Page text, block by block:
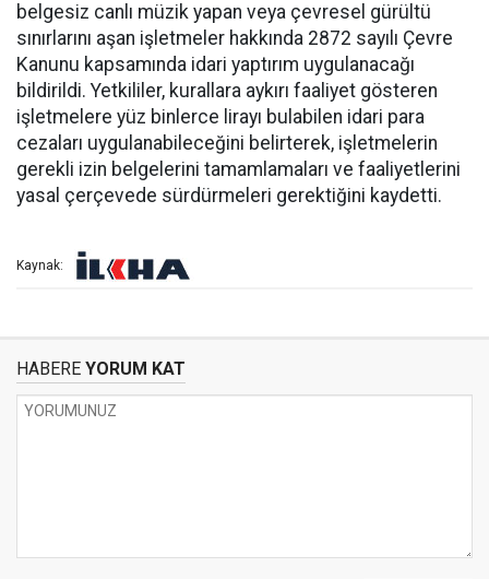
belgesiz canlı müzik yapan veya çevresel gürültü
sınırlarını aşan işletmeler hakkında 2872 sayılı Çevre
Kanunu kapsamında idari yaptırım uygulanacağı
bildirildi. Yetkililer, kurallara aykırı faaliyet gösteren
işletmelere yüz binlerce lirayı bulabilen idari para
cezaları uygulanabileceğini belirterek, işletmelerin
gerekli izin belgelerini tamamlamaları ve faaliyetlerini
yasal çerçevede sürdürmeleri gerektiğini kaydetti.
Kaynak:
HABERE YORUM KAT